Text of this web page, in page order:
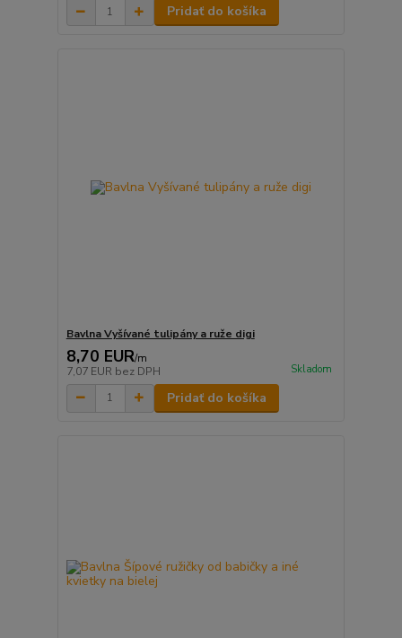
Pridať do košíka
Bavlna Vyšívané tulipány a ruže digi
8,70 EUR/m
7,07 EUR bez DPH Skladom
Pridať do košíka